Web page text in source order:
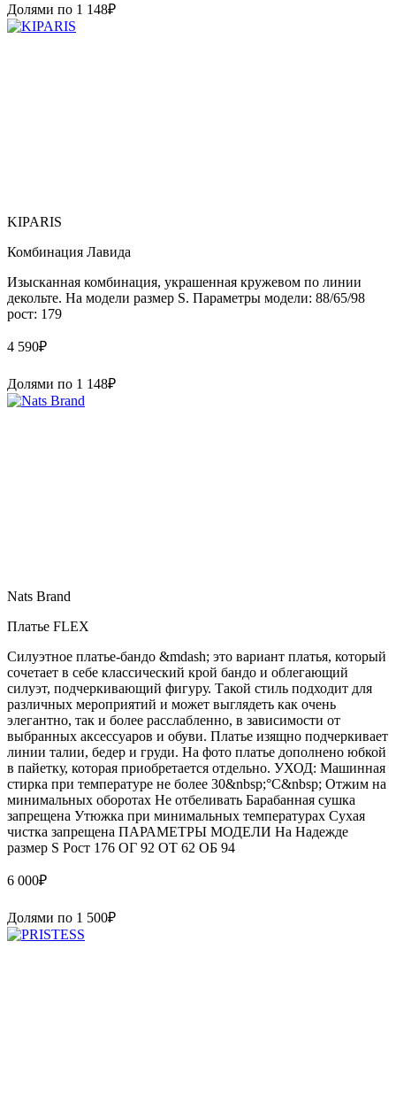
Долями по 1 148₽
KIPARIS
Комбинация Лавида
Изысканная комбинация, украшенная кружевом по линии
декольте. На модели размер S. Параметры модели: 88/65/98
рост: 179
4 590₽
Долями по 1 148₽
Nats Brand
Платье FLEX
Силуэтное платье-бандо &mdash; это вариант платья, который
сочетает в себе классический крой бандо и облегающий
силуэт, подчеркивающий фигуру. Такой стиль подходит для
различных мероприятий и может выглядеть как очень
элегантно, так и более расслабленно, в зависимости от
выбранных аксессуаров и обуви. Платье изящно подчеркивает
линии талии, бедер и груди. На фото платье дополнено юбкой
в пайетку, которая приобретается отдельно. УХОД: Машинная
стирка при температуре не более 30&nbsp;°C&nbsp; Отжим на
минимальных оборотах Не отбеливать Барабанная сушка
запрещена Утюжка при минимальных температурах Сухая
чистка запрещена ПАРАМЕТРЫ МОДЕЛИ На Надежде
размер S Рост 176 ОГ 92 ОТ 62 ОБ 94
6 000₽
Долями по 1 500₽